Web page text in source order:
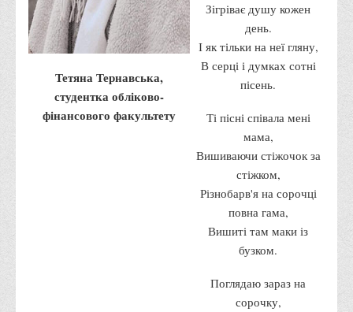
Контакти
3D тур
Smart Electronic Learning
Тетяна Тернавська,
студентка обліково-
фінансового факультету
Зігріває душу кожен
день.
І як тільки на неї гляну,
В серці і думках сотні
пісень.
Ті пісні співала мені
мама,
Вишиваючи стіжочок за
стіжком,
Різнобарв'я на сорочці
повна гама,
Вишиті там маки із
бузком.
Поглядаю зараз на
сорочку,